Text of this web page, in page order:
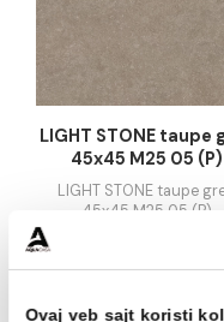
29.54 EUR / m2
KALKULATOR